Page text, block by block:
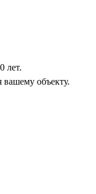
лет.
вашему объекту.